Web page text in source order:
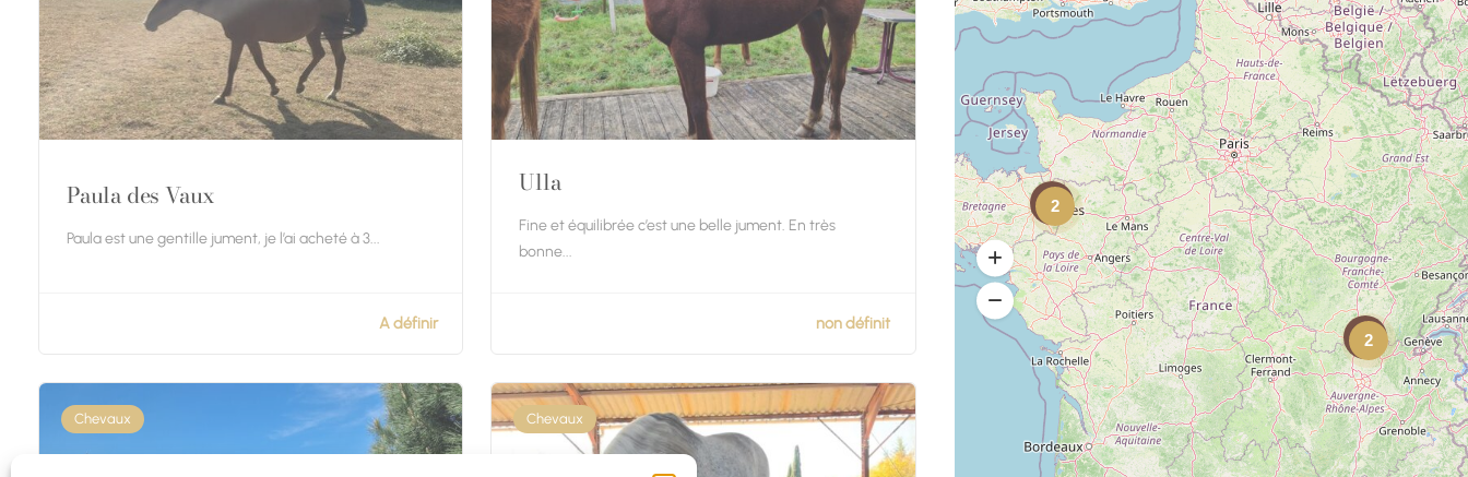
Paula des Vaux
Paula est une gentille jument, je l’ai acheté à 3...
A définir
Ulla
Fine et équilibrée c’est une belle jument. En très
bonne...
non définit
Chevaux Chevaux
2
2